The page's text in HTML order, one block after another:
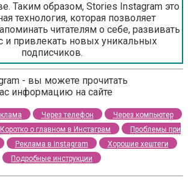
Таким образом, Stories Instagram это
технология, которая позволяет
читателям о себе, развивать
и привлекать новых уникальных
подписчиков.
- вы можете прочитать
информацию на сайте
Через телефон
Через компьютер
Коротко о главном в Инстаграм
Проблемы при
Реклама в instagram
Хорошие хештеги
Подробные инструкции